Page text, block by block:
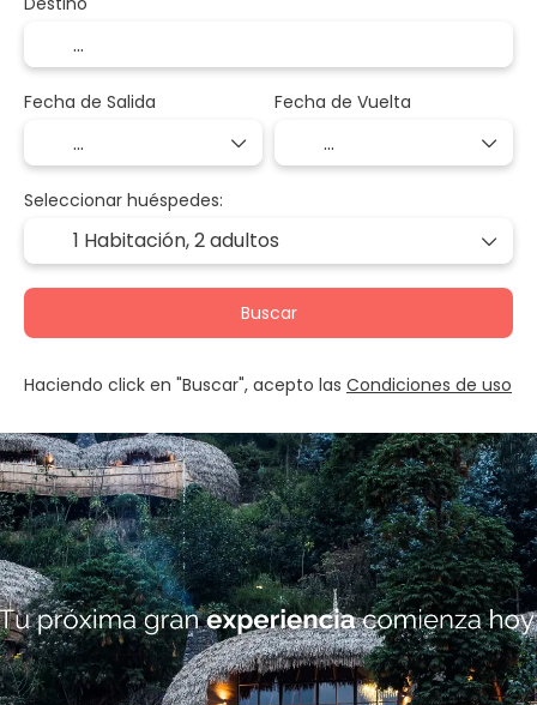
Fecha de Salida Fecha de Vuelta
Seleccionar huéspedes:
1 Habitación,2 adultos
Buscar
Haciendo click en "Buscar", acepto las Condiciones de uso